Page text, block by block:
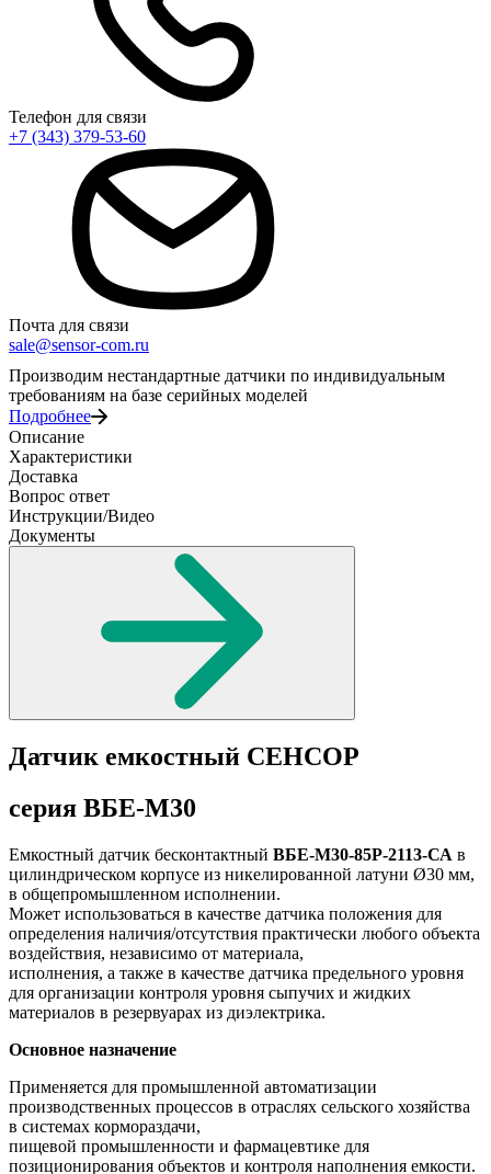
Телефон для связи
+7 (343) 379-53-60
Почта для связи
sale@sensor-com.ru
Производим нестандартные датчики по индивидуальным
требованиям на базе серийных моделей
Подробнее
Описание
Характеристики
Доставка
Вопрос ответ
Инструкции/Видео
Документы
Датчик емкостный СЕНСОР
серия ВБЕ-М30
Емкостный датчик бесконтактный ВБЕ-М30-85Р-2113-СА в
цилиндрическом корпусе из никелированной латуни Ø30 мм,
в общепромышленном исполнении.
Может использоваться в качестве датчика положения для
определения наличия/отсутствия практически любого объекта
воздействия, независимо от материала,
исполнения, а также в качестве датчика предельного уровня
для организации контроля уровня сыпучих и жидких
материалов в резервуарах из диэлектрика.
Основное назначение
Применяется для промышленной автоматизации
производственных процессов в отраслях сельского хозяйства
в системах кормораздачи,
пищевой промышленности и фармацевтике для
позиционирования объектов и контроля наполнения емкости.